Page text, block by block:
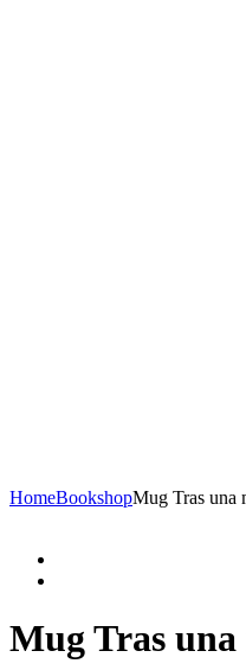
HomeBookshopMug Tras una
Mug Tras